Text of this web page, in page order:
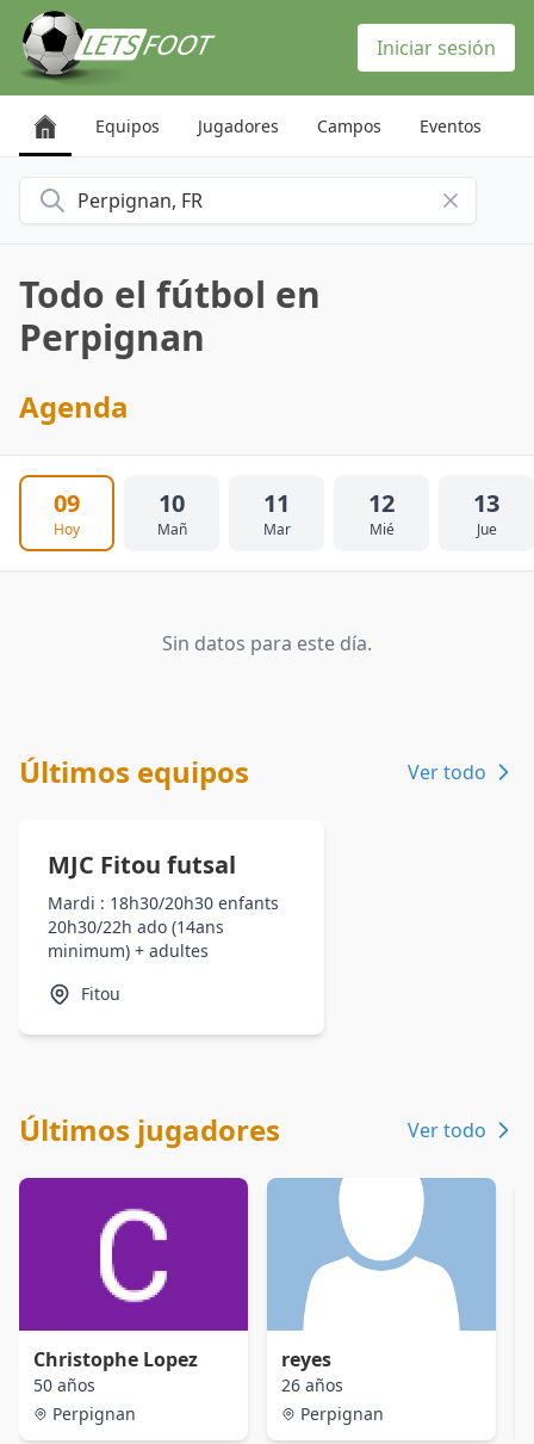
Iniciar sesión
Equipos Jugadores Campos Eventos
Buscar una ciudad
Todo el fútbol en
Perpignan
Agenda
09
Hoy
10
Mañ
11
Mar
12
Mié
13
Jue
Sin datos para este día.
Últimos equipos Ver todo
MJC Fitou futsal
Mardi : 18h30/20h30 enfants
20h30/22h ado (14ans
minimum) + adultes
Fitou
Últimos jugadores Ver todo
Christophe Lopez
50 años
Perpignan
reyes
26 años
Perpignan
Panel de gestión de cookies